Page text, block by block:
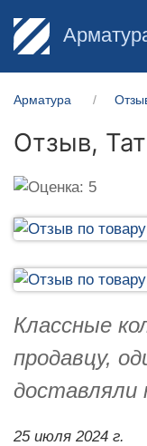
Арматура
Отзыв,
Классные
продавцу,
доставляли
25 июля 2024 г.